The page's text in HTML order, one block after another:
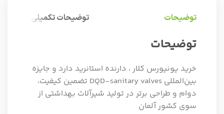
توضیحات توضیحات تکمیلی
توضیحات
خرید یونیورس کلار ، دارنده استانرید دارد و جایزه
بین‌المللی DQD-sanitary valves تضمین کیفیت،
دوام و طراحی برتر در تولید شیرآلات بهداشتی از
سوی کشور آلمان